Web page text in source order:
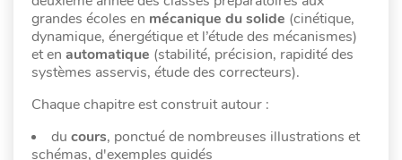
grandes écoles en mécanique du solide (cinétique,
dynamique, énergétique et l’étude des mécanismes)
et en automatique (stabilité, précision, rapidité des
systèmes asservis, étude des correcteurs).
Chaque chapitre est construit autour :
du cours, ponctué de nombreuses illustrations et
schémas, d'exemples guidés